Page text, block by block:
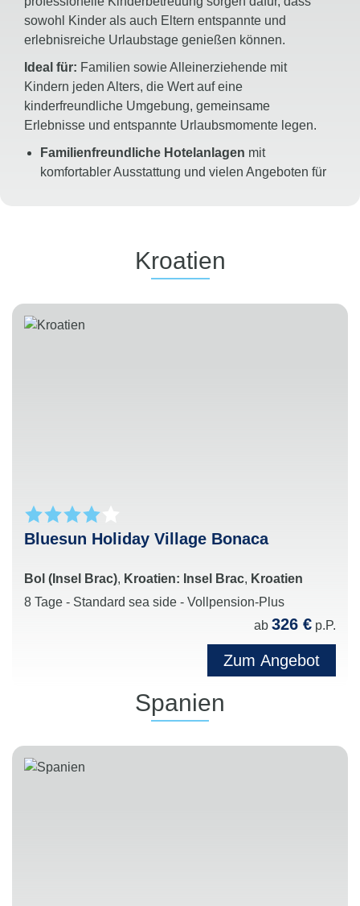
sowohl Kinder als auch Eltern entspannte und
erlebnisreiche Urlaubstage genießen können.
Ideal für: Familien sowie Alleinerziehende mit
Kindern jeden Alters, die Wert auf eine
kinderfreundliche Umgebung, gemeinsame
Erlebnisse und entspannte Urlaubsmomente legen.
Familienfreundliche Hotelanlagen mit
komfortabler Ausstattung und vielen Angeboten für
Komfort und Privatsphäre
DeutschsprachigeTUI KIDS CLUB
mit kreativen, sportlichen und altersgerechten
Aktivitäten
Kinderanimation und entspanntem Urlaubsgenuss
in beliebten Ferienzielen weltweit
Kroatien
Bluesun Holiday Village Bonaca
Bol (Insel Brac), Kroatien: Insel Brac, Kroatien
8 Tage - Standard sea side - Vollpension-Plus
ab 326 € p.P.
Zum Angebot
Spanien